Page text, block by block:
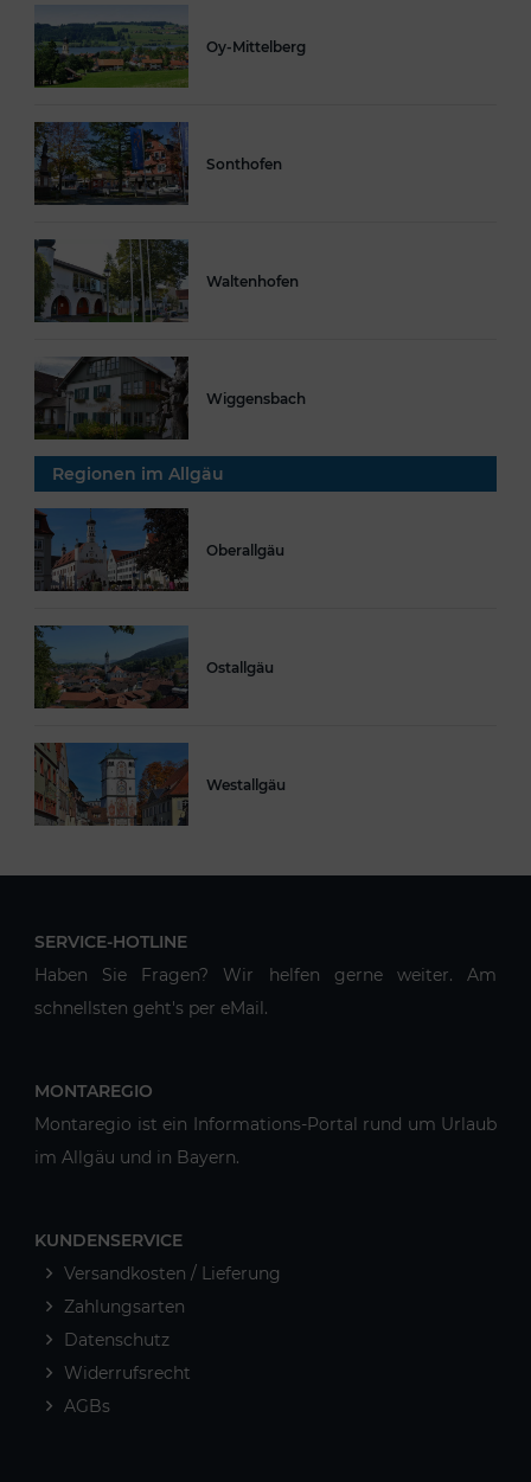
Oy-Mittelberg
Sonthofen
Waltenhofen
Wiggensbach
Regionen im Allgäu
Oberallgäu
Ostallgäu
Westallgäu
SERVICE-HOTLINE
Haben Sie Fragen? Wir helfen gerne weiter. Am
schnellsten geht's per eMail.
MONTAREGIO
Montaregio ist ein Informations-Portal rund um Urlaub
im Allgäu und in Bayern.
KUNDENSERVICE
Versandkosten / Lieferung
Zahlungsarten
Datenschutz
Widerrufsrecht
AGBs